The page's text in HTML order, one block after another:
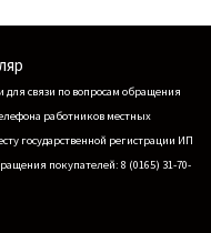
связи по вопросам обращения
работников местных
государственной регистрации ИП
покупателей: 8 (0165) 31-70-